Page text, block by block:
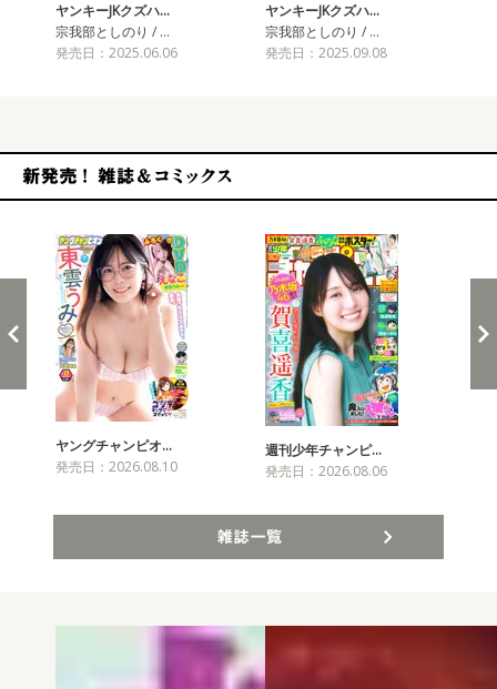
ヤンキーJKクズハ…
宗我部としのり / …
発売日：2025.06.06
ヤンキーJKクズハ…
宗我部としのり / …
発売日：2025.09.08
ヤングチャンピオ…
発売日：2026.08.10
週刊少年チャンピ…
発売日：2026.08.06